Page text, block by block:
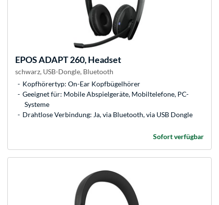
EPOSADAPT 260, Headset
schwarz, USB-Dongle, Bluetooth
Kopfhörertyp: On-Ear Kopfbügelhörer
Geeignet für: Mobile Abspielgeräte, Mobiltelefone, PC-
Systeme
Drahtlose Verbindung: Ja, via Bluetooth, via USB Dongle
Sofort verfügbar